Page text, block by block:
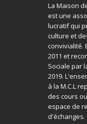
La Maison
est une
lucratif qui
culture et
convivialité.
2011 et
Sociale par
2019.
à la M.C.L
des cours
espace de
d'échanges.